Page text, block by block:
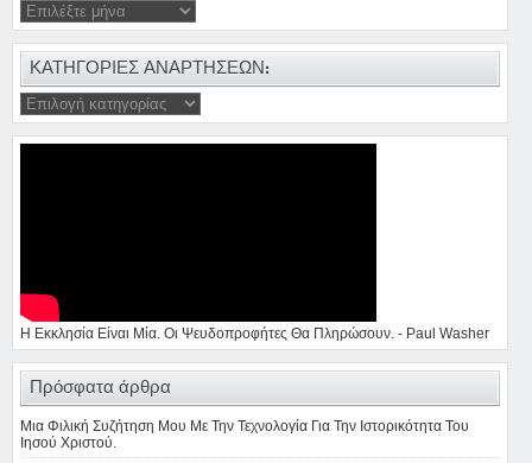
ΚΑΤΗΓΟΡΙΕΣ ΑΝΑΡΤΗΣΕΩΝ:
Η Εκκλησία Είναι Μία. Οι Ψευδοπροφήτες Θα Πληρώσουν. - Paul Washer
Πρόσφατα άρθρα
Μια Φιλική Συζήτηση Μου Με Την Τεχνολογία Για Την Ιστορικότητα Του
Ιησού Χριστού.